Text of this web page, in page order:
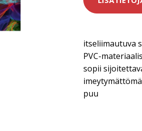
itseliimautuva
PVC-
sopii
puu